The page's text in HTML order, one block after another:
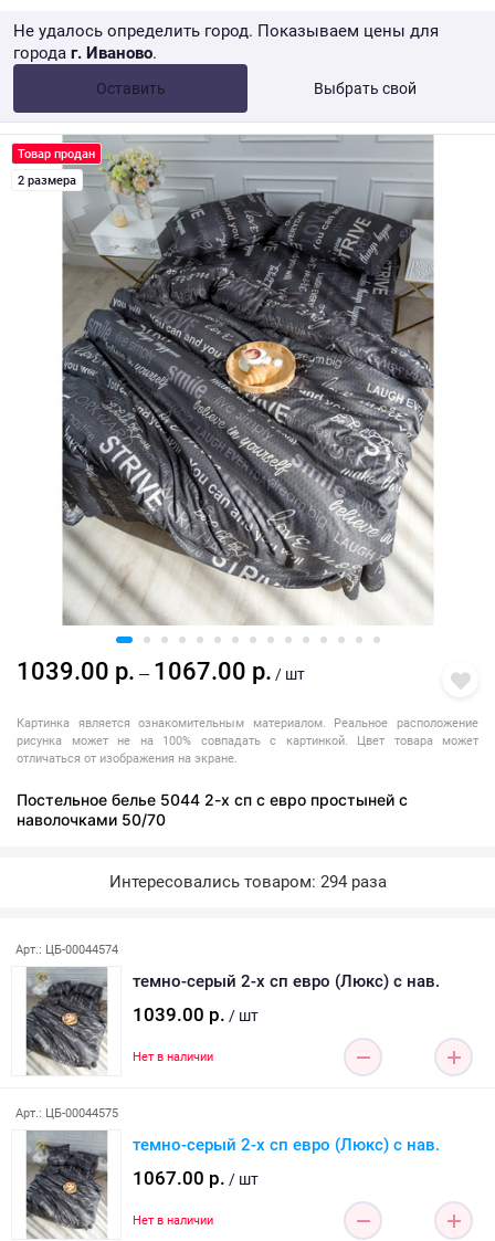
Не удалось определить город. Показываем цены для
города г. Иваново.
Оставить Выбрать свой
от 10 000 ₽ Розница → WB
Товар продан
2 размера
1039.00 р. — 1067.00 р. / шт
Картинка является ознакомительным материалом. Реальное расположение
рисунка может не на 100% совпадать с картинкой. Цвет товара может
отличаться от изображения на экране.
Постельное белье 5044 2-х сп с евро простыней с
наволочками 50/70
Интересовались товаром: 294 раза
Арт.: ЦБ-00044574
темно-серый 2-х сп евро (Люкс) с нав.
1039.00 р. / шт
Нет в наличии
Арт.: ЦБ-00044575
темно-серый 2-х сп евро (Люкс) с нав.
1067.00 р. / шт
Нет в наличии